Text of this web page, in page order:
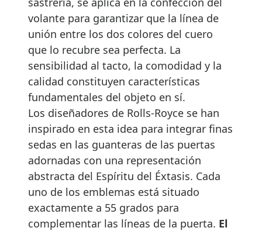
volante para garantizar que la línea de
unión entre los dos colores del cuero
que lo recubre sea perfecta. La
sensibilidad al tacto, la comodidad y la
calidad constituyen características
fundamentales del objeto en sí.
Los diseñadores de Rolls-Royce se han
inspirado en esta idea para integrar finas
sedas en las guanteras de las puertas
adornadas con una representación
abstracta del Espíritu del Éxtasis. Cada
uno de los emblemas está situado
exactamente a 55 grados para
complementar las líneas de la puerta. El